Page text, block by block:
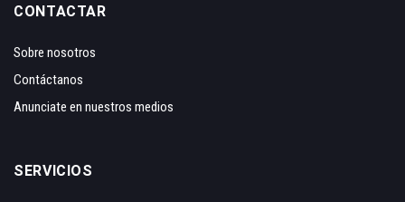
CONTACTAR
Sobre nosotros
Contáctanos
Anunciate en nuestros medios
SERVICIOS